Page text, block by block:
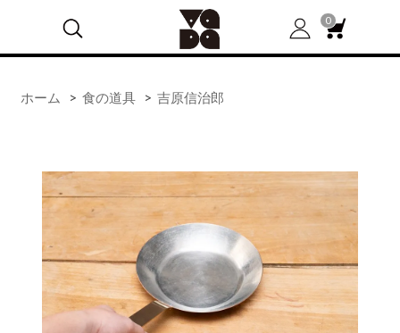
0
ホーム > 食の道具 > 吉原信治郎